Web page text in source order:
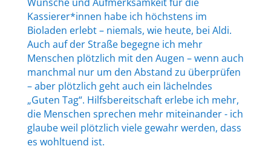
Kassierer*innen habe ich höchstens im
Bioladen erlebt – niemals, wie heute, bei Aldi.
Auch auf der Straße begegne ich mehr
Menschen plötzlich mit den Augen – wenn auch
manchmal nur um den Abstand zu überprüfen
– aber plötzlich geht auch ein lächelndes
„Guten Tag“. Hilfsbereitschaft erlebe ich mehr,
die Menschen sprechen mehr miteinander - ich
glaube weil plötzlich viele gewahr werden, dass
es wohltuend ist.